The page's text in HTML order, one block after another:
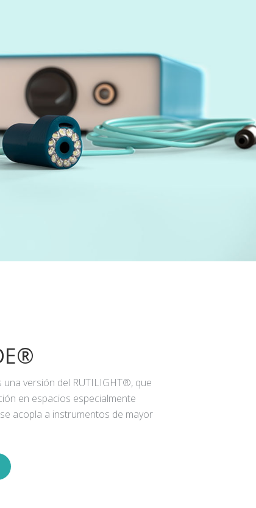
una versión del RUTILIGHT®, que
en espacios especialmente
acopla a instrumentos de mayor